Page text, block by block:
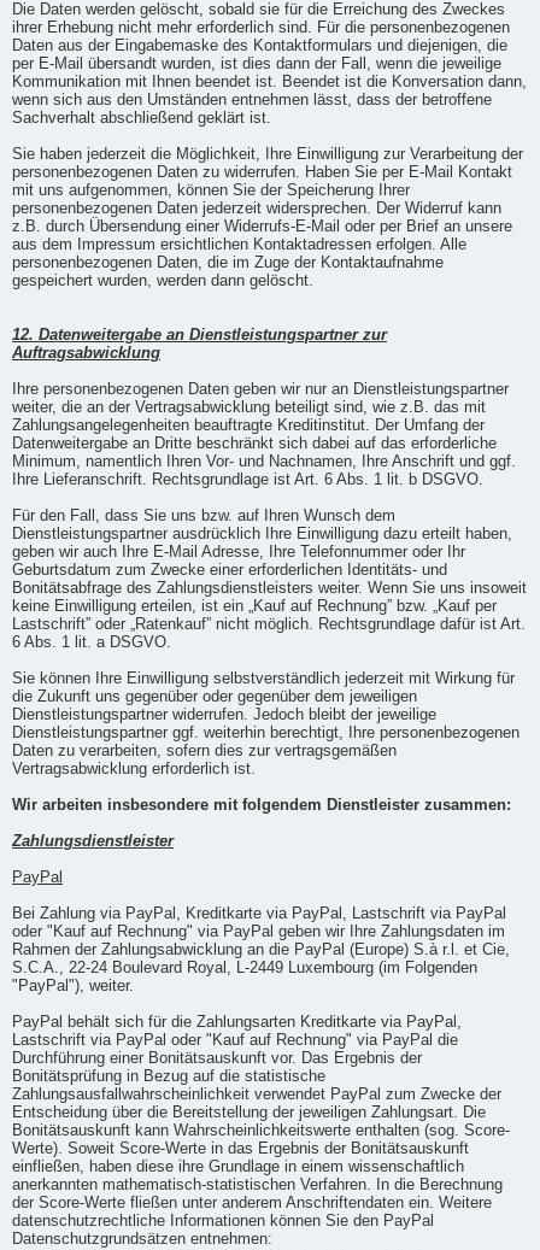
Die Daten werden gelöscht, sobald sie für die Erreichung des Zweckes
ihrer Erhebung nicht mehr erforderlich sind. Für die personenbezogenen
Daten aus der Eingabemaske des Kontaktformulars und diejenigen, die
per E-Mail übersandt wurden, ist dies dann der Fall, wenn die jeweilige
Kommunikation mit Ihnen beendet ist. Beendet ist die Konversation dann,
wenn sich aus den Umständen entnehmen lässt, dass der betroffene
Sachverhalt abschließend geklärt ist.
Sie haben jederzeit die Möglichkeit, Ihre Einwilligung zur Verarbeitung der
personenbezogenen Daten zu widerrufen. Haben Sie per E-Mail Kontakt
mit uns aufgenommen, können Sie der Speicherung Ihrer
personenbezogenen Daten jederzeit widersprechen. Der Widerruf kann
z.B. durch Übersendung einer Widerrufs-E-Mail oder per Brief an unsere
aus dem Impressum ersichtlichen Kontaktadressen erfolgen. Alle
personenbezogenen Daten, die im Zuge der Kontaktaufnahme
gespeichert wurden, werden dann gelöscht.
12. Datenweitergabe an Dienstleistungspartner zur
Auftragsabwicklung
Ihre personenbezogenen Daten geben wir nur an Dienstleistungspartner
weiter, die an der Vertragsabwicklung beteiligt sind, wie z.B. das mit
Zahlungsangelegenheiten beauftragte Kreditinstitut. Der Umfang der
Datenweitergabe an Dritte beschränkt sich dabei auf das erforderliche
Minimum, namentlich Ihren Vor- und Nachnamen, Ihre Anschrift und ggf.
Ihre Lieferanschrift. Rechtsgrundlage ist Art. 6 Abs. 1 lit. b DSGVO.
Für den Fall, dass Sie uns bzw. auf Ihren Wunsch dem
Dienstleistungspartner ausdrücklich Ihre Einwilligung dazu erteilt haben,
geben wir auch Ihre E-Mail Adresse, Ihre Telefonnummer oder Ihr
Geburtsdatum zum Zwecke einer erforderlichen Identitäts- und
Bonitätsabfrage des Zahlungsdienstleisters weiter. Wenn Sie uns insoweit
keine Einwilligung erteilen, ist ein „Kauf auf Rechnung” bzw. „Kauf per
Lastschrift” oder „Ratenkauf” nicht möglich. Rechtsgrundlage dafür ist Art.
6 Abs. 1 lit. a DSGVO.
Sie können Ihre Einwilligung selbstverständlich jederzeit mit Wirkung für
die Zukunft uns gegenüber oder gegenüber dem jeweiligen
Dienstleistungspartner widerrufen. Jedoch bleibt der jeweilige
Dienstleistungspartner ggf. weiterhin berechtigt, Ihre personenbezogenen
Daten zu verarbeiten, sofern dies zur vertragsgemäßen
Vertragsabwicklung erforderlich ist.
Wir arbeiten insbesondere mit folgendem Dienstleister zusammen:
Zahlungsdienstleister
PayPal
Bei Zahlung via PayPal, Kreditkarte via PayPal, Lastschrift via PayPal
oder "Kauf auf Rechnung" via PayPal geben wir Ihre Zahlungsdaten im
Rahmen der Zahlungsabwicklung an die PayPal (Europe) S.à r.l. et Cie,
S.C.A., 22-24 Boulevard Royal, L-2449 Luxembourg (im Folgenden
"PayPal"), weiter.
PayPal behält sich für die Zahlungsarten Kreditkarte via PayPal,
Lastschrift via PayPal oder "Kauf auf Rechnung" via PayPal die
Durchführung einer Bonitätsauskunft vor. Das Ergebnis der
Bonitätsprüfung in Bezug auf die statistische
Zahlungsausfallwahrscheinlichkeit verwendet PayPal zum Zwecke der
Entscheidung über die Bereitstellung der jeweiligen Zahlungsart. Die
Bonitätsauskunft kann Wahrscheinlichkeitswerte enthalten (sog. Score-
Werte). Soweit Score-Werte in das Ergebnis der Bonitätsauskunft
einfließen, haben diese ihre Grundlage in einem wissenschaftlich
anerkannten mathematisch-statistischen Verfahren. In die Berechnung
der Score-Werte fließen unter anderem Anschriftendaten ein. Weitere
datenschutzrechtliche Informationen können Sie den PayPal
Datenschutzgrundsätzen entnehmen: